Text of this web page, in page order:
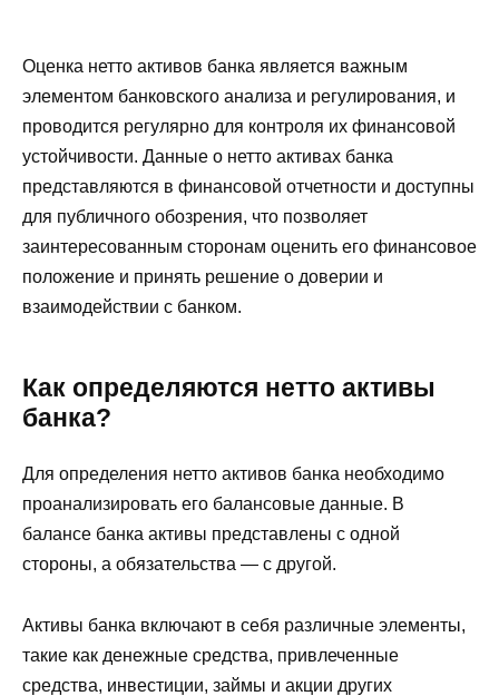
Оценка нетто активов банка является важным
элементом банковского анализа и регулирования, и
проводится регулярно для контроля их финансовой
устойчивости. Данные о нетто активах банка
представляются в финансовой отчетности и доступны
для публичного обозрения, что позволяет
заинтересованным сторонам оценить его финансовое
положение и принять решение о доверии и
взаимодействии с банком.
Как определяются нетто активы
банка?
Для определения нетто активов банка необходимо
проанализировать его балансовые данные. В
балансе банка активы представлены с одной
стороны, а обязательства — с другой.
Активы банка включают в себя различные элементы,
такие как денежные средства, привлеченные
средства, инвестиции, займы и акции других